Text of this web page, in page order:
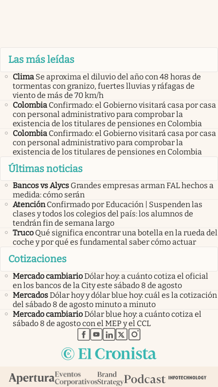
Las más leídas
Clima Se aproxima el diluvio del año con 48 horas de
tormentas con granizo, fuertes lluvias y ráfagas de
viento de más de 70 km/h
Colombia Confirmado: el Gobierno visitará casa por casa
con personal administrativo para comprobar la
existencia de los titulares de pensiones en Colombia
Colombia Confirmado: el Gobierno visitará casa por casa
con personal administrativo para comprobar la
existencia de los titulares de pensiones en Colombia
Últimas noticias
Bancos vs Alycs Grandes empresas arman FAL hechos a
medida: cómo serán
Atención Confirmado por Educación | Suspenden las
clases y todos los colegios del país: los alumnos de
tendrán fin de semana largo
Truco Qué significa encontrar una botella en la rueda del
coche y por qué es fundamental saber cómo actuar
Cotizaciones
Mercado cambiarioDólar hoy: a cuánto cotiza el oficial
en los bancos de la City este sábado 8 de agosto
MercadosDólar hoy y dólar blue hoy: cuál es la cotización
del sábado 8 de agosto minuto a minuto
Mercado cambiarioDólar blue hoy: a cuánto cotiza el
sábado 8 de agosto con el MEP y el CCL
abre en nueva pestaña
abre en nueva pestaña
abre en nueva pestaña
abre en nueva pestaña
abre en nueva pestaña